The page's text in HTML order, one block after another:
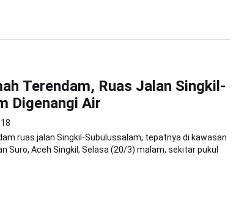
Terendam, Ruas Jalan Singkil-
Digenangi Air
ruas jalan Singkil-Subulussalam, tepatnya di kawasan
Suro, Aceh Singkil, Selasa (20/3) malam, sekitar pukul